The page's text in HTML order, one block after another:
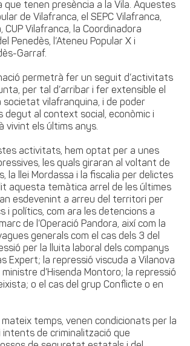
que tenen presència a la Vila. Aquestes
de Vilafranca, el SEPC Vilafranca,
CUP Vilafranca, la Coordinadora
Penedès, l’Ateneu Popular X i
Garraf.
permetrà fer un seguit d’activitats
per tal d’arribar i fer extensible el
vilafranquina, i de poder
degut al context social, econòmic i
vivint els últims anys.
activitats, hem optat per a unes
les quals giraran al voltant de
la llei Mordassa i la fiscalia per delictes
aquesta temàtica arrel de les últimes
esdevenint a arreu del territori per
i polítics, com ara les detencions a
de l’Operació Pandora, així com la
generals com el cas dels 3 del
per la lluita laboral dels companys
Expert; la repressió viscuda a Vilanova
d’Hisenda Montoro; la repressió
o el cas del grup Conflicte o en
temps, venen condicionats per la
de criminalització que